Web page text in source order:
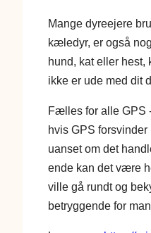
Mange dyreejere
kæledyr, er også
hund, kat eller hest,
ikke er ude med dit
Fælles for alle GPS
hvis GPS
uanset om det
ende kan det være
ville gå rundt og
betryggende for